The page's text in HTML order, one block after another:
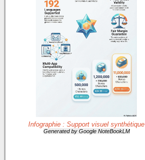
Infographie : Support visuel synthétique
Generated by Google NoteBookLM